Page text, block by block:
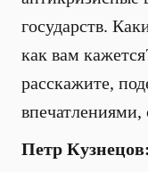
государств.
как вам
расскажите,
Петр Кузнецов: